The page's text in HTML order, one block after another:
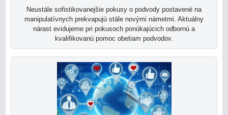
Neustále sofistikovanejšie pokusy o podvody postavené na
manipulatívnych prekvapujú stále novými námetmi. Aktuálny
nárast evidujeme pri pokusoch ponúkajúcich odbornú a
kvalifikovanú pomoc obetiam podvodov.